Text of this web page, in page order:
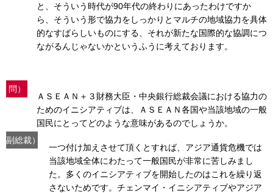
と、そういう時代が90年代の終わりにあったわけですか
ら、そういう形で協力をしっかりとマルチの地域協力を具体
的なすばらしいものにする、それが新たな国際的な協調につ
ながるんじゃないかというふうに考えております。
問）
ＡＳＥＡＮ＋３財務大臣・中央銀行総裁会議における協力の
ためのイニシアティブは、ＡＳＥＡＮ各国や当該地域の一般
国民にとってどのような意味があるのでしょうか。
副総裁）
一つ付け加えさせて頂くとすれば、アジア通貨危機では
当該地域全体にわたって一般国民が非常に苦しみまし
た。多くのイニシアティブを開始したのはこれを繰り返
さないためです。チェンマイ・イニシアティブやアジア